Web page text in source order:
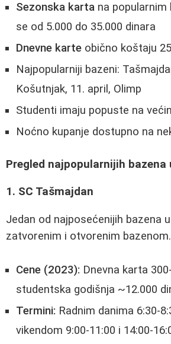
Sezonska karta na popularnim
se od 5.000 do 35.000 dinara
Dnevne karte obično koštaju
Najpopularniji bazeni:
Košutnjak, 11. april, Olimp
Studenti imaju popuste na
Noćno kupanje dostupno na
Pregled najpopularnijih bazena
1. SC Tašmajdan
Jedan od najposećenijih bazena
zatvorenim i otvorenim bazenom.
Cene (2023): Dnevna karta
studentska godišnja ~12.000
Termini: Radnim danima 6:30-
vikendom 9:00-11:00 i 14:00-